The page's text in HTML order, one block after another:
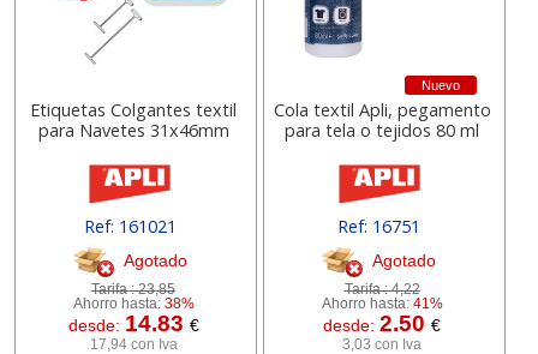
Etiquetas Colgantes textil
para Navetes 31x46mm
Ref: 161021
Agotado
Tarifa :23,85
Ahorro hasta: 38%
desde: 14.83 €
17,94 con Iva
Nuevo
Cola textil Apli, pegamento
para tela o tejidos 80 ml
Ref: 16751
Agotado
Tarifa :4,22
Ahorro hasta: 41%
desde:2.50€
3,03 con Iva